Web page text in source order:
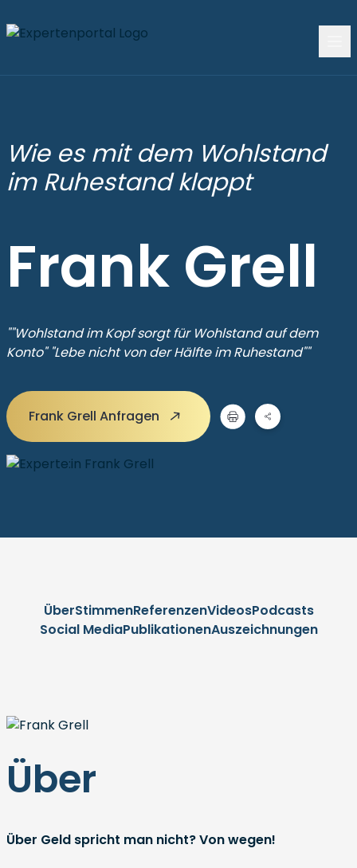
Wie es mit dem Wohlstand
im Ruhestand klappt
Frank Grell
""Wohlstand im Kopf sorgt für Wohlstand auf dem
Konto" "Lebe nicht von der Hälfte im Ruhestand""
Frank Grell Anfragen
ÜberStimmenReferenzenVideosPodcasts
Social MediaPublikationenAuszeichnungen
Über
Über Geld spricht man nicht? Von wegen!